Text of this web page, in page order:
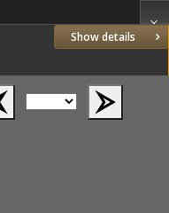
Show details